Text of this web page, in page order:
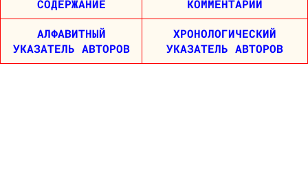
СОДЕРЖАНИЕ КОММЕНТАРИИ
АЛФАВИТНЫЙ
УКАЗАТЕЛЬ АВТОРОВ
ХРОНОЛОГИЧЕСКИЙ
УКАЗАТЕЛЬ АВТОРОВ